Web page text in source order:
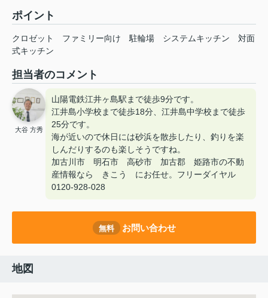
ポイント
クロゼット ファミリー向け 駐輪場 システムキッチン
対面
式キッチン
担当者のコメント
大谷 方秀
山陽電鉄江井ヶ島駅まで徒歩9分です。
江井島小学校まで徒歩18分、江井島中学校まで徒歩
25分です。
海が近いので休日には砂浜を散歩したり、釣りを楽
しんだりするのも楽しそうですね。
加古川市 明石市 高砂市 加古郡 姫路市の不動
産情報なら きこう にお任せ。フリーダイヤル
0120-928-028
無料 お問い合わせ
地図